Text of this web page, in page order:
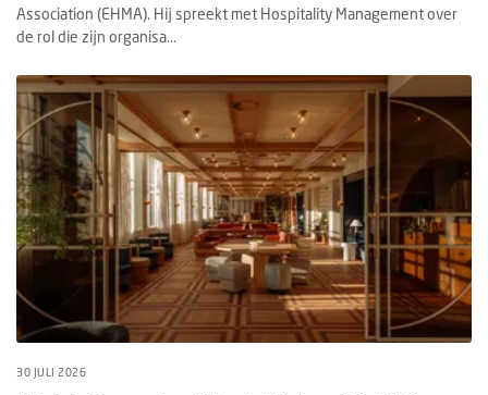
Association (EHMA). Hij spreekt met Hospitality Management over
de rol die zijn organisa...
30 JULI 2026